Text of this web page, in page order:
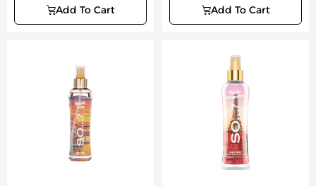
Add To Cart Add To Cart